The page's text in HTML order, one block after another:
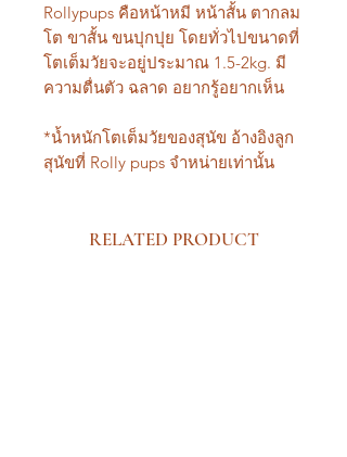
Rollypups คือหน้าหมี หน้าสั้น ตากลม
โต ขาสั้น ขนปุกปุย โดยทั่วไปขนาดที่
โตเต็มวัยจะอยู่ประมาณ 1.5-2kg. มี
ความตื่นตัว ฉลาด อยากรู้อยากเห็น
*น้ำหนักโตเต็มวัยของสุนัข อ้างอิงลูก
สุนัขที่ Rolly pups จำหน่ายเท่านั้น
RELATED PRODUCT